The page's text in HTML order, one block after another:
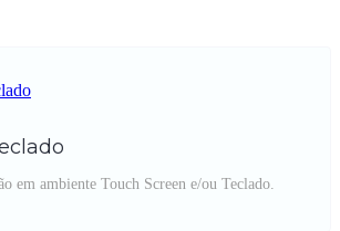
em ambiente Touch Screen e/ou Teclado.